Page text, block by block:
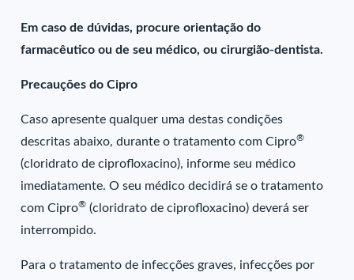
Em caso de dúvidas, procure orientação do
farmacêutico ou de seu médico, ou cirurgião-dentista.
Precauções do Cipro
Caso apresente qualquer uma destas condições
descritas abaixo, durante o tratamento com Cipro®
(cloridrato de ciprofloxacino), informe seu médico
imediatamente. O seu médico decidirá se o tratamento
com Cipro® (cloridrato de ciprofloxacino) deverá ser
interrompido.
Para o tratamento de infecções graves, infecções por